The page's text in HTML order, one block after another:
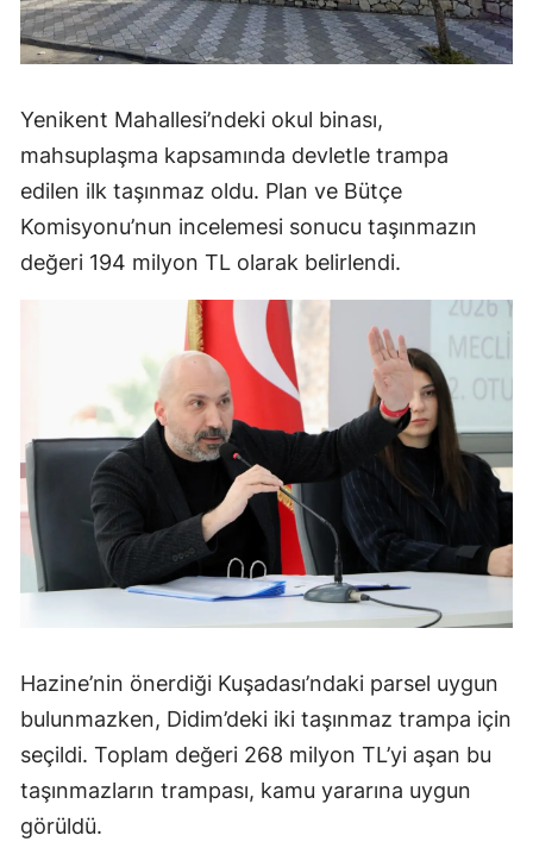
Yenikent Mahallesi’ndeki okul binası,
mahsuplaşma kapsamında devletle trampa
edilen ilk taşınmaz oldu. Plan ve Bütçe
Komisyonu’nun incelemesi sonucu taşınmazın
değeri 194 milyon TL olarak belirlendi.
Hazine’nin önerdiği Kuşadası’ndaki parsel uygun
bulunmazken, Didim’deki iki taşınmaz trampa için
seçildi. Toplam değeri 268 milyon TL’yi aşan bu
taşınmazların trampası, kamu yararına uygun
görüldü.